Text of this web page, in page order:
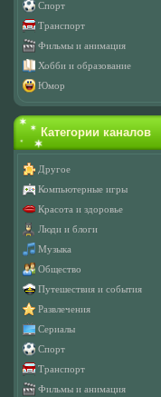
Спорт
Транспорт
Фильмы и анимация
Хобби и образование
Юмор
Категории каналов
Другое
Компьютерные игры
Красота и здоровье
Люди и блоги
Музыка
Общество
Путешествия и события
Развлечения
Сериалы
Спорт
Транспорт
Фильмы и анимация